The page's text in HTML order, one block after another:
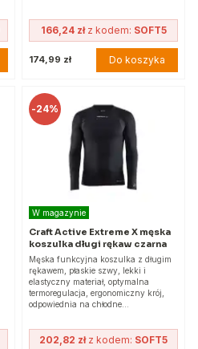
166,24 złz kodem: SOFT5
174,99 zł Do koszyka
-24%
W magazynie
Craft Active Extreme X męska
koszulka długi rękaw czarna
Męska funkcyjna koszulka z długim
rękawem, płaskie szwy, lekki i
elastyczny materiał, optymalna
termoregulacja, ergonomiczny krój,
odpowiednia na chłodne…
202,82 złz kodem: SOFT5